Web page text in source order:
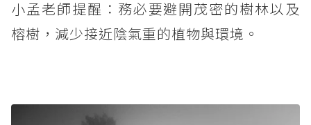
小孟老師提醒：務必要避開茂密的樹林以及
榕樹，減少接近陰氣重的植物與環境。